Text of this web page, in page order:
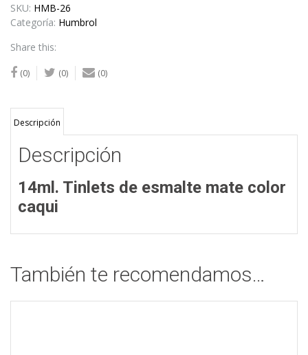
Tinlets
cantidad
SKU: HMB-26
Categoría: Humbrol
Share this:
(0) (0) (0)
Descripción
Descripción
14ml. Tinlets de esmalte mate color
caqui
También te recomendamos…